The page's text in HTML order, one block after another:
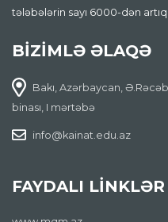
tələbələrin sayı 6000-dən
BİZİMLƏ ƏLAQƏ
Bakı, Azərbaycan,
binası, I mərtəbə
info@kainat.edu.az
FAYDALI LİNKLƏR